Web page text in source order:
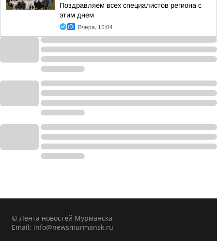
Поздравляем всех специалистов региона с
этим днем
Вчера, 15:04
© Лента новостей Мурманска
Email: info@newsmurmansk.ru